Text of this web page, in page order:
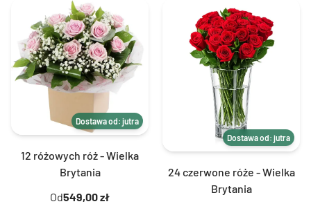
Dostawa od: jutra
12 różowych róż - Wielka
Brytania
Od549,00 zł
Dostawa od: jutra
24 czerwone róże - Wielka
Brytania